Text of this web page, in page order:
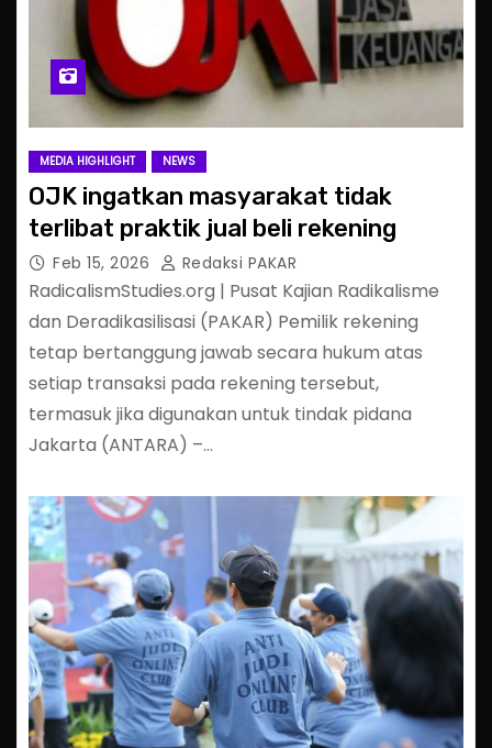
MEDIA HIGHLIGHT NEWS
OJK ingatkan masyarakat tidak
terlibat praktik jual beli rekening
Feb 15, 2026 Redaksi PAKAR
RadicalismStudies.org | Pusat Kajian Radikalisme
dan Deradikasilisasi (PAKAR) Pemilik rekening
tetap bertanggung jawab secara hukum atas
setiap transaksi pada rekening tersebut,
termasuk jika digunakan untuk tindak pidana
Jakarta (ANTARA) –…